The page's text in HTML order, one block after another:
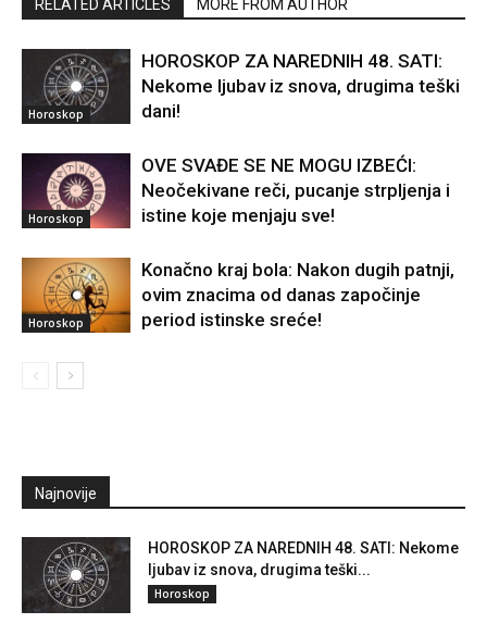
RELATED ARTICLES MORE FROM AUTHOR
Horoskop
HOROSKOP ZA NAREDNIH 48. SATI:
Nekome ljubav iz snova, drugima teški
dani!
Horoskop
OVE SVAĐE SE NE MOGU IZBEĆI:
Neočekivane reči, pucanje strpljenja i
istine koje menjaju sve!
Horoskop
Konačno kraj bola: Nakon dugih patnji,
ovim znacima od danas započinje
period istinske sreće!
Najnovije
HOROSKOP ZA NAREDNIH 48. SATI: Nekome
ljubav iz snova, drugima teški...
Horoskop